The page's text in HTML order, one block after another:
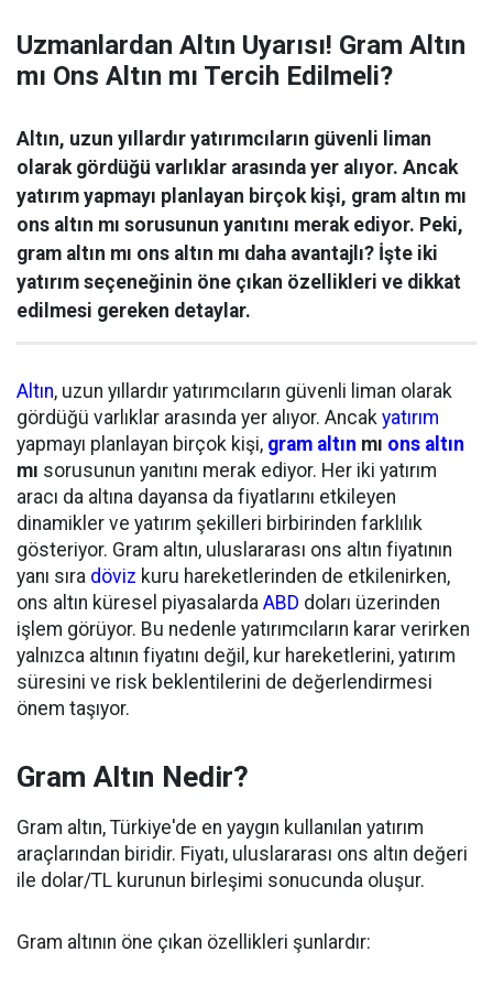
Uzmanlardan Altın Uyarısı! Gram Altın
mı Ons Altın mı Tercih Edilmeli?
Altın, uzun yıllardır yatırımcıların güvenli liman
olarak gördüğü varlıklar arasında yer alıyor. Ancak
yatırım yapmayı planlayan birçok kişi, gram altın mı
ons altın mı sorusunun yanıtını merak ediyor. Peki,
gram altın mı ons altın mı daha avantajlı? İşte iki
yatırım seçeneğinin öne çıkan özellikleri ve dikkat
edilmesi gereken detaylar.
Altın, uzun yıllardır yatırımcıların güvenli liman olarak
gördüğü varlıklar arasında yer alıyor. Ancak yatırım
yapmayı planlayan birçok kişi, gram altın mı ons altın
mı sorusunun yanıtını merak ediyor. Her iki yatırım
aracı da altına dayansa da fiyatlarını etkileyen
dinamikler ve yatırım şekilleri birbirinden farklılık
gösteriyor. Gram altın, uluslararası ons altın fiyatının
yanı sıra döviz kuru hareketlerinden de etkilenirken,
ons altın küresel piyasalarda ABD doları üzerinden
işlem görüyor. Bu nedenle yatırımcıların karar verirken
yalnızca altının fiyatını değil, kur hareketlerini, yatırım
süresini ve risk beklentilerini de değerlendirmesi
önem taşıyor.
Gram Altın Nedir?
Gram altın, Türkiye'de en yaygın kullanılan yatırım
araçlarından biridir. Fiyatı, uluslararası ons altın değeri
ile dolar/TL kurunun birleşimi sonucunda oluşur.
Gram altının öne çıkan özellikleri şunlardır: